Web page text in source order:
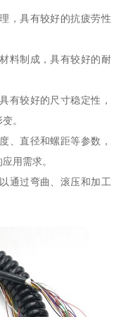
，具有较好的抗疲劳性
料制成，具有较好的耐
有较好的尺寸稳定性，
。
、直径和螺距等参数，
用需求。
通过弯曲、滚压和加工